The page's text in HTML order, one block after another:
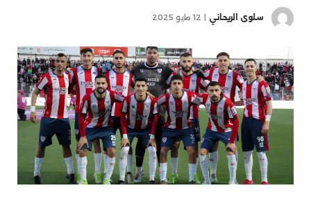
سلوى الريحاني 12 مايو 2025